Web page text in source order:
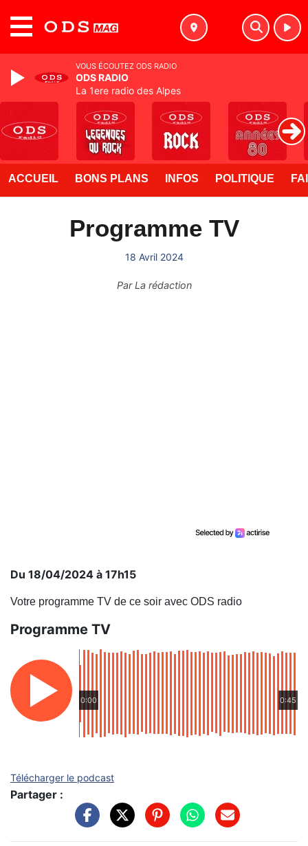
ACCUEIL BONS PLANS INFOS POLITIQUE
Programme TV
18 Avril 2024
ParLa rédaction
Du 18/04/2024 à 17h15
Votre programme TV de ce soir avec ODS radio
Programme TV
0:00 0:45
Télécharger le podcast
Partager :
VOUS ÉCOUTEZ ODS RADIO
ODS RADIO
La 1ere radio des Alpes